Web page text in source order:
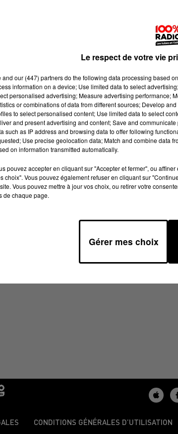
06/04/2025 À 06H44
CONDITIONS GÉNÉRALES D’UTILISATION
Le respect de votre vie
and our (447) partnersdo the following data processing based
information on a device; Use limited data to select
personalised advertising; Measure advertising performance;
or combinations of data from different sources; Develop
to select personalised content; Use limited data to select
and present advertising and content; Save and
such as IP address and browsing data to offer following
Use precise geolocation data; Match and combine data
on information transmitted automatically.
pouvez accepter en cliquant sur "Accepter et fermer", ou
choix". Vous pouvez également refuser en cliquant sur
Vous pouvez mettre à jour vos choix, ou retirer votre
de chaque page.
Gérer mes choix